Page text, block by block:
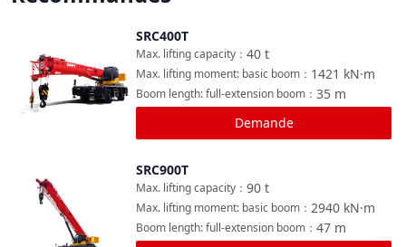
SRC400T
40 t
Max. lifting capacity ：
1421 kN·m
Max. lifting moment: basic boom ：
35 m
Boom length: full-extension boom ：
Demande
SRC900T
90 t
Max. lifting capacity ：
2940 kN·m
Max. lifting moment: basic boom ：
47 m
Boom length: full-extension boom ：